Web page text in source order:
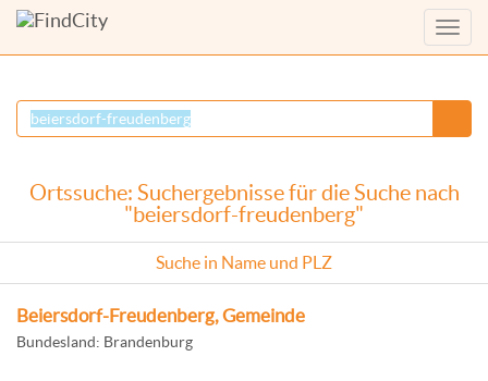
Menü
Ortssuche: Suchergebnisse für die Suche nach
"beiersdorf-freudenberg"
Suche in Name und PLZ
Beiersdorf-Freudenberg, Gemeinde
Bundesland: Brandenburg